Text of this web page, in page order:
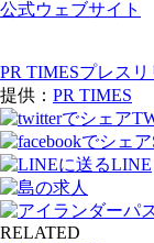
公式ウェブサイト
PR TIMESプレス
提供： PR TIMES
LINE
RELATED